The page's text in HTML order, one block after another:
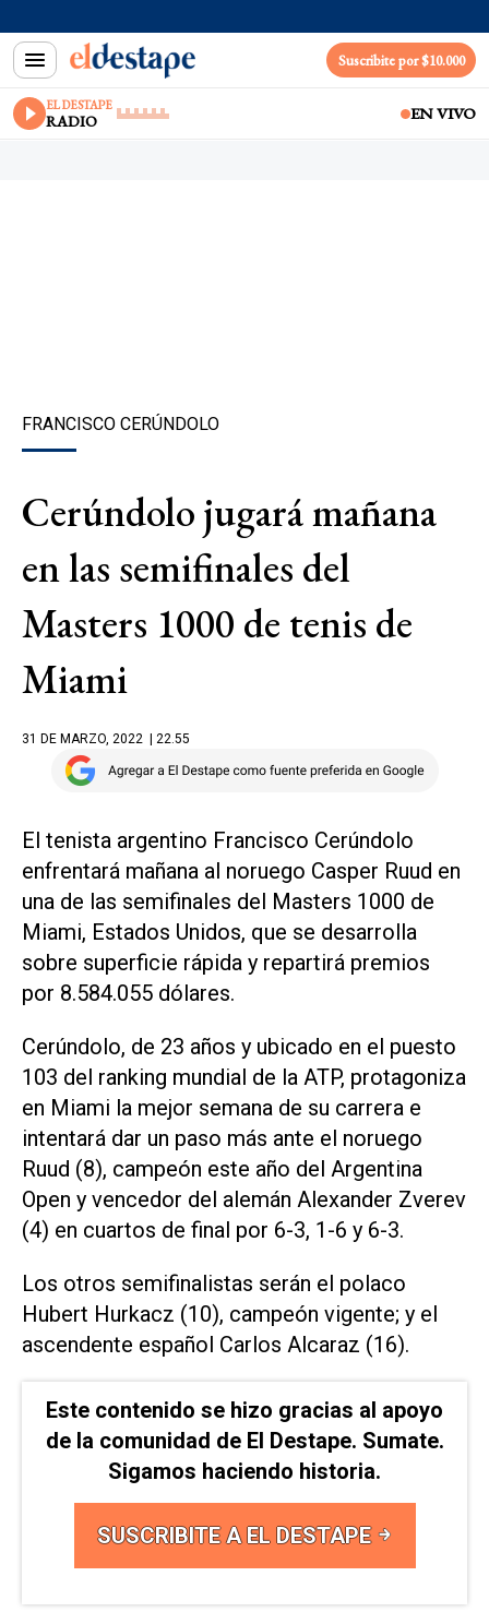
Suscribite por $10.000
EL DESTAPE
RADIO EN VIVO
FRANCISCO CERÚNDOLO
Cerúndolo jugará mañana
en las semifinales del
Masters 1000 de tenis de
Miami
31 DE MARZO, 2022 | 22.55
El tenista argentino Francisco Cerúndolo
enfrentará mañana al noruego Casper Ruud en
una de las semifinales del Masters 1000 de
Miami, Estados Unidos, que se desarrolla
sobre superficie rápida y repartirá premios
por 8.584.055 dólares.
Cerúndolo, de 23 años y ubicado en el puesto
103 del ranking mundial de la ATP, protagoniza
en Miami la mejor semana de su carrera e
intentará dar un paso más ante el noruego
Ruud (8), campeón este año del Argentina
Open y vencedor del alemán Alexander Zverev
(4) en cuartos de final por 6-3, 1-6 y 6-3.
Los otros semifinalistas serán el polaco
Hubert Hurkacz (10), campeón vigente; y el
ascendente español Carlos Alcaraz (16).
Este contenido se hizo gracias al apoyo
de la comunidad de El Destape. Sumate.
Sigamos haciendo historia.
SUSCRIBITE A EL DESTAPE